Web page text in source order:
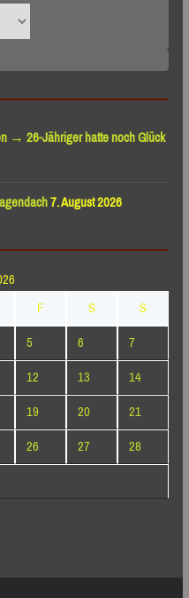
→ 26-Jähriger hatte noch Glück
7. August 2026
F S
S
5 6
7
12 13
14
19 20
21
26 27
28